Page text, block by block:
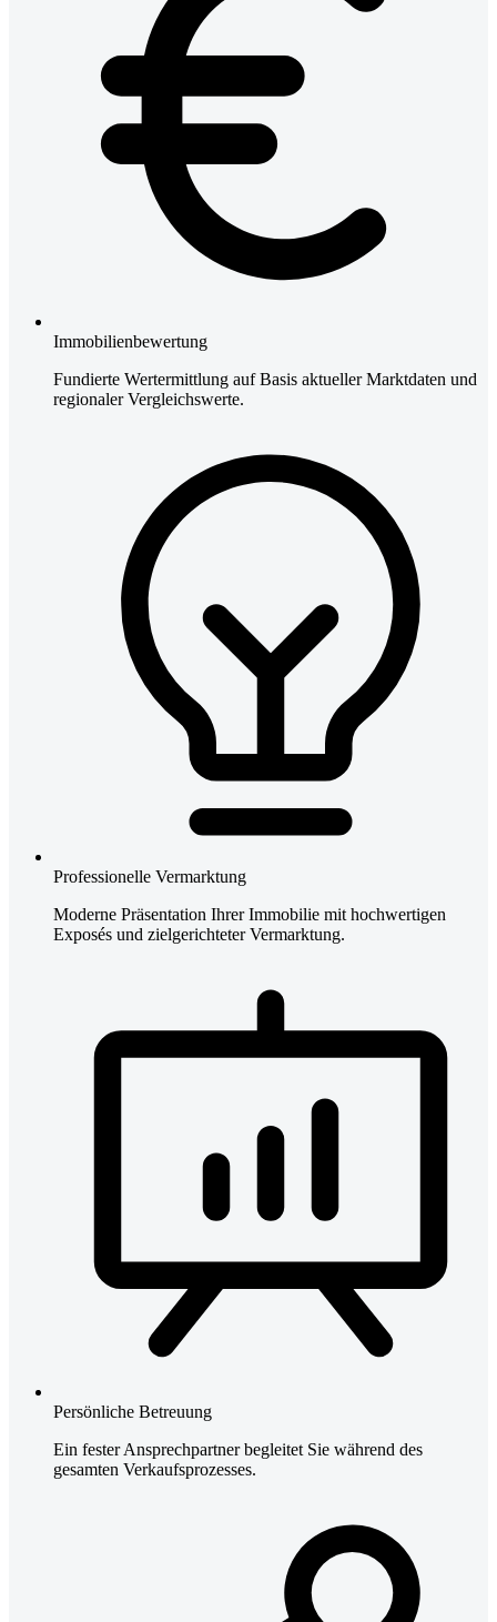
Immobilienbewertung
Fundierte Wertermittlung auf Basis aktueller Marktdaten und
regionaler Vergleichswerte.
Professionelle Vermarktung
Moderne Präsentation Ihrer Immobilie mit hochwertigen
Exposés und zielgerichteter Vermarktung.
Persönliche Betreuung
Ein fester Ansprechpartner begleitet Sie während des
gesamten Verkaufsprozesses.